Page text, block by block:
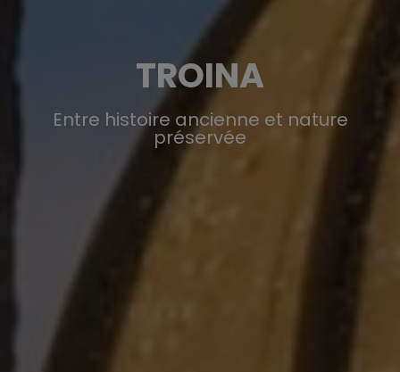
TROINA
Entre histoire ancienne et nature
préservée